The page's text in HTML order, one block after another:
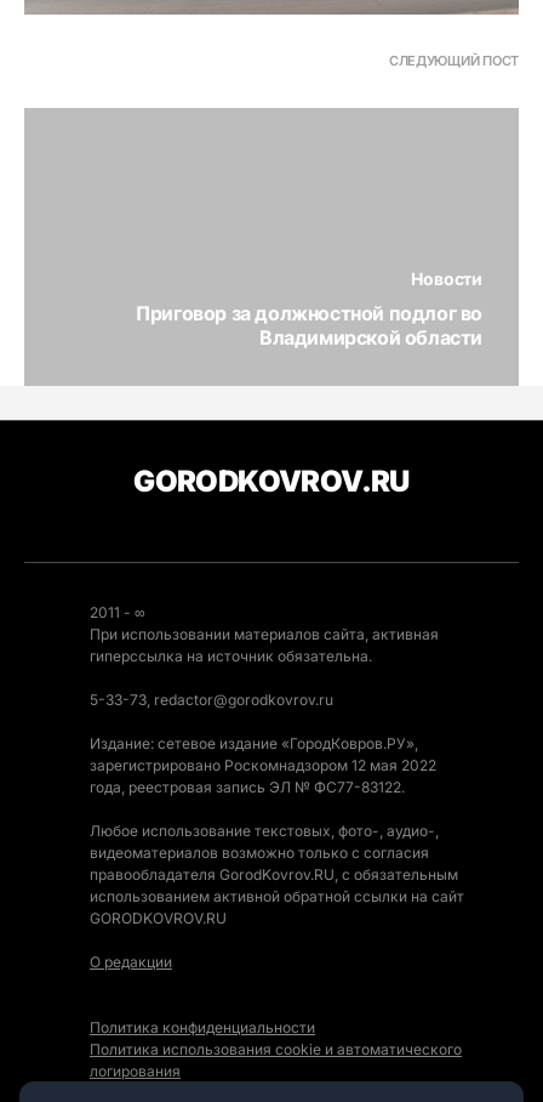
СЛЕДУЮЩИЙ ПОСТ
Новости
Приговор за должностной подлог во
Владимирской области
GORODKOVROV.RU
2011 - ∞
При использовании материалов сайта, активная
гиперссылка на источник обязательна.
5-33-73, redactor@gorodkovrov.ru
Издание: сетевое издание «ГородКовров.РУ»,
зарегистрировано Роскомнадзором 12 мая 2022
года, реестровая запись ЭЛ № ФС77-83122.
Любое использование текстовых, фото-, аудио-,
видеоматериалов возможно только с согласия
правообладателя GorodKovrov.RU, с обязательным
использованием активной обратной ссылки на сайт
GORODKOVROV.RU
О редакции
Политика конфиденциальности
Политика использования cookie и автоматического
логирования